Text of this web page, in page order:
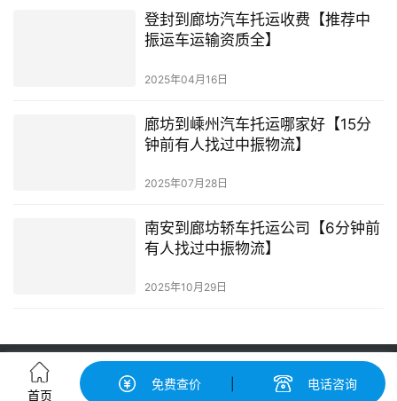
登封到廊坊汽车托运收费【推荐中
振运车运输资质全】
2025年04月16日
廊坊到嵊州汽车托运哪家好【15分
钟前有人找过中振物流】
2025年07月28日
南安到廊坊轿车托运公司【6分钟前
有人找过中振物流】
2025年10月29日
轿车托运-汽车托运价格|收费标准查询-中振汽车托运物流平台
粤ICP备2022148417号-2© 广州中振运车服务有限公司 版权所有
首页
免费查价 电话咨询